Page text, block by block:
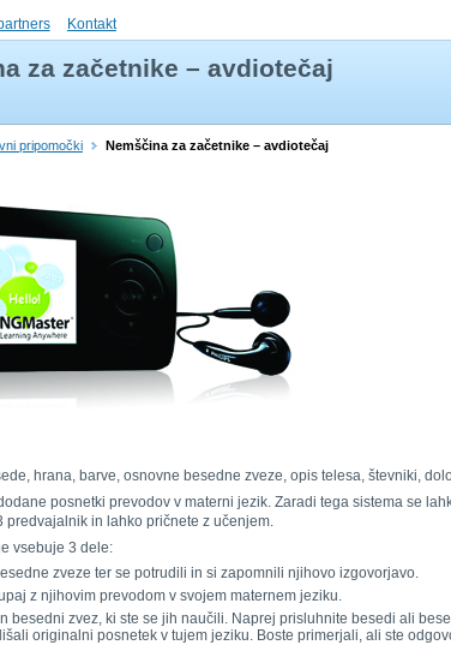
Kontakt
za začetnike – avdiotečaj
pripomočki Nemščina za začetnike – avdiotečaj
hrana, barve, osnovne besedne zveze, opis telesa, števniki,
posnetki prevodov v materni jezik. Zaradi tega sistema se
in lahko pričnete z učenjem.
vsebuje 3 dele:
zveze ter se potrudili in si zapomnili njihovo izgovorjavo.
z njihovim prevodom v svojem maternem jeziku.
besedni zvez, ki ste se jih naučili. Naprej prisluhnite besedi ali
originalni posnetek v tujem jeziku. Boste primerjali, ali ste